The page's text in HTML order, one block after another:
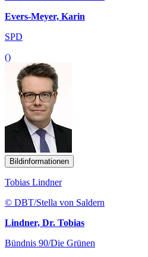
Evers-Meyer, Karin
SPD
()
Bildinformationen
Tobias Lindner
© DBT/Stella von Saldern
Lindner, Dr. Tobias
Bündnis 90/Die Grünen